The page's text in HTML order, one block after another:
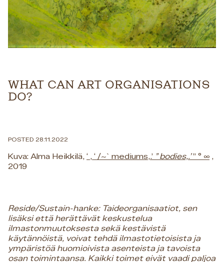
WHAT CAN ART ORGANISATIONS
DO?
POSTED 28.11.2022
Kuva: Alma Heikkilä, ‘ , ‘ /~` mediums,.’ ” bodies,.’” ° ∞ ,
2019
Reside/Sustain-hanke: Taideorganisaatiot, sen
lisäksi että herättävät keskustelua
ilmastonmuutoksesta sekä kestävistä
käytännöistä, voivat tehdä ilmastotietoisista ja
ympäristöä huomioivista asenteista ja tavoista
osan toimintaansa. Kaikki toimet eivät vaadi paljoa